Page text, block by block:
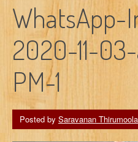
WhatsApp-
2020-11-
PM-1
Posted by Saravanan